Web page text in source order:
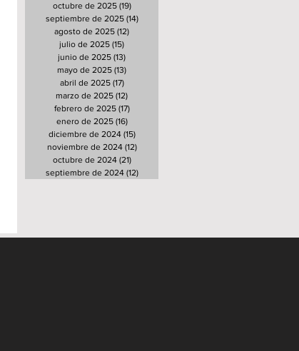
octubre de 2025 (19)19 entradas
septiembre de 2025 (14)14 entradas
agosto de 2025 (12)
julio de 2025 (15)
junio de 2025 (13)
mayo de 2025 (13)
abril de 2025 (17)17 entradas
marzo de 2025 (12)
febrero de 2025 (17)17 entradas
enero de 2025 (16)16 entradas
diciembre de 2024 (15)15 entradas
noviembre de 2024 (12)12 entradas
octubre de 2024 (21)21 entradas
septiembre de 2024 (12)12 entradas